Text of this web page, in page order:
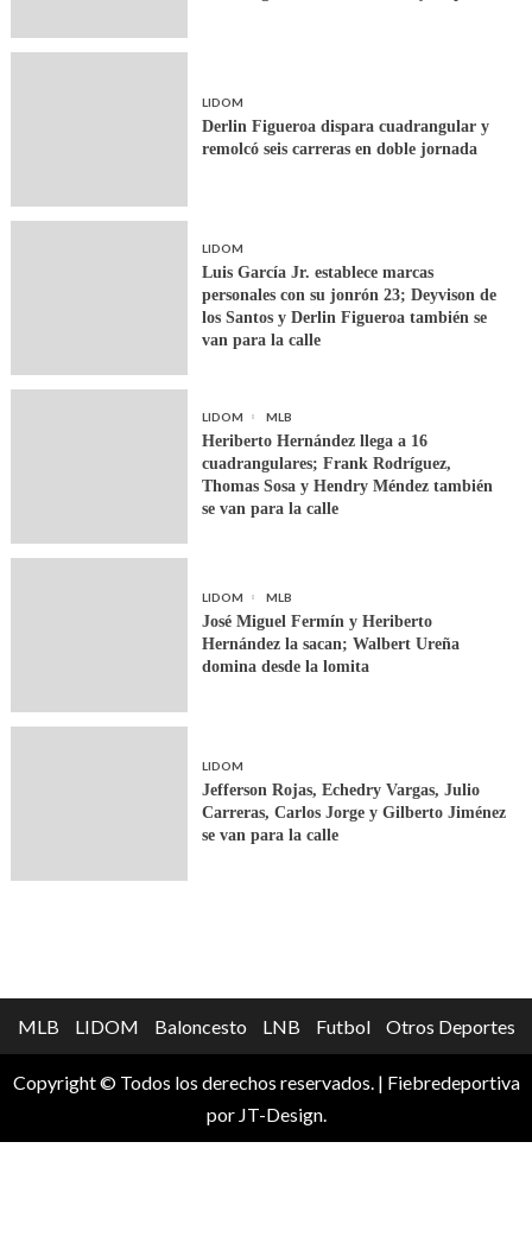
LIDOM
Derlin Figueroa dispara cuadrangular y
remolcó seis carreras en doble jornada
LIDOM
Luis García Jr. establece marcas
personales con su jonrón 23; Deyvison de
los Santos y Derlin Figueroa también se
van para la calle
LIDOM MLB
Heriberto Hernández llega a 16
cuadrangulares; Frank Rodríguez,
Thomas Sosa y Hendry Méndez también
se van para la calle
LIDOM MLB
José Miguel Fermín y Heriberto
Hernández la sacan; Walbert Ureña
domina desde la lomita
LIDOM
Jefferson Rojas, Echedry Vargas, Julio
Carreras, Carlos Jorge y Gilberto Jiménez
se van para la calle
MLB LIDOM Baloncesto LNB Futbol Otros Deportes
Copyright © Todos los derechos reservados. | Fiebredeportiva
por JT-Design.